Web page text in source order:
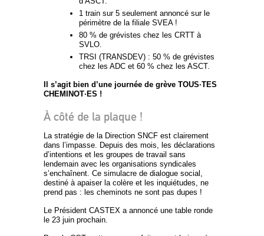
1 train sur 5 seulement annoncé sur le
périmètre de la filiale SVEA !
80 % de grévistes chez les CRTT à
SVLO.
TRSI (TRANSDEV) : 50 % de grévistes
chez les ADC et 60 % chez les ASCT.
Il s’agit bien d’une journée de grève TOUS·TES
CHEMINOT·ES !
À côté de la plaque !
La stratégie de la Direction SNCF est clairement
dans l’impasse. Depuis des mois, les déclarations
d’intentions et les groupes de travail sans
lendemain avec les organisations syndicales
s’enchaînent. Ce simulacre de dialogue social,
destiné à apaiser la colère et les inquiétudes, ne
prend pas : les cheminots ne sont pas dupes !
Le Président CASTEX a annoncé une table ronde
le 23 juin prochain.